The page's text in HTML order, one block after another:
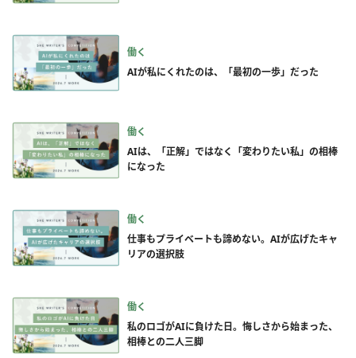
働く
AIが私にくれたのは、「最初の一歩」だった
働く
AIは、「正解」ではなく「変わりたい私」の相棒
になった
働く
仕事もプライベートも諦めない。AIが広げたキャ
リアの選択肢
働く
私のロゴがAIに負けた日。悔しさから始まった、
相棒との二人三脚